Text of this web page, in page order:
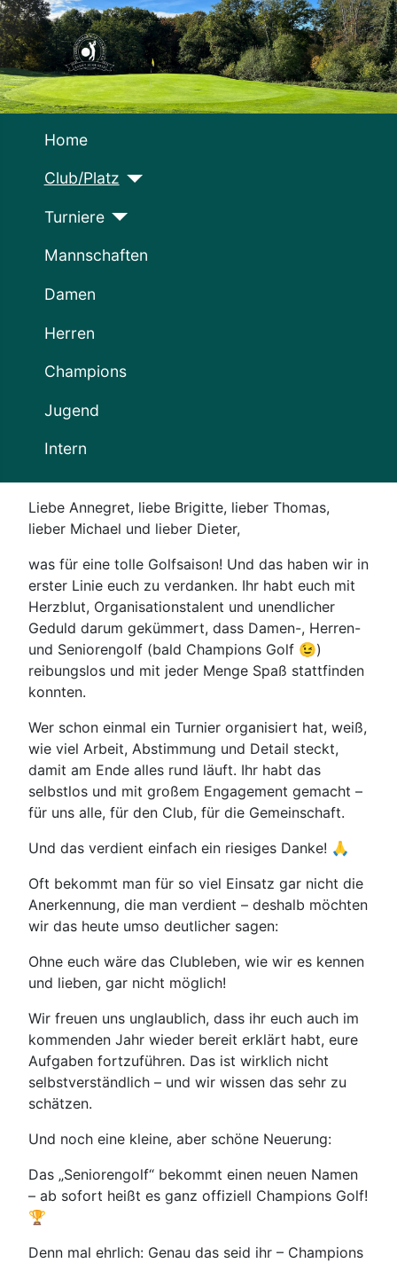
Home
Club/Platz
Turniere
Mannschaften
Damen
Herren
Champions
Jugend
Intern
Liebe Annegret, liebe Brigitte, lieber Thomas,
lieber Michael und lieber Dieter,
was für eine tolle Golfsaison! Und das haben wir in
erster Linie euch zu verdanken. Ihr habt euch mit
Herzblut, Organisationstalent und unendlicher
Geduld darum gekümmert, dass Damen-, Herren-
und Seniorengolf (bald Champions Golf 😉)
reibungslos und mit jeder Menge Spaß stattfinden
konnten.
Wer schon einmal ein Turnier organisiert hat, weiß,
wie viel Arbeit, Abstimmung und Detail steckt,
damit am Ende alles rund läuft. Ihr habt das
selbstlos und mit großem Engagement gemacht –
für uns alle, für den Club, für die Gemeinschaft.
Und das verdient einfach ein riesiges Danke! 🙏
Oft bekommt man für so viel Einsatz gar nicht die
Anerkennung, die man verdient – deshalb möchten
wir das heute umso deutlicher sagen:
Ohne euch wäre das Clubleben, wie wir es kennen
und lieben, gar nicht möglich!
Wir freuen uns unglaublich, dass ihr euch auch im
kommenden Jahr wieder bereit erklärt habt, eure
Aufgaben fortzuführen. Das ist wirklich nicht
selbstverständlich – und wir wissen das sehr zu
schätzen.
Und noch eine kleine, aber schöne Neuerung:
Das „Seniorengolf“ bekommt einen neuen Namen
– ab sofort heißt es ganz offiziell Champions Golf!
🏆
Denn mal ehrlich: Genau das seid ihr – Champions